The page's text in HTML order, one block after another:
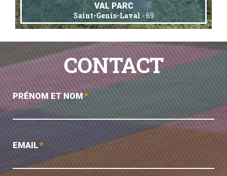
VAL PARC
Saint-Genis-Laval- 69
CONTACT
PRÉNOM ET NOM*
EMAIL*